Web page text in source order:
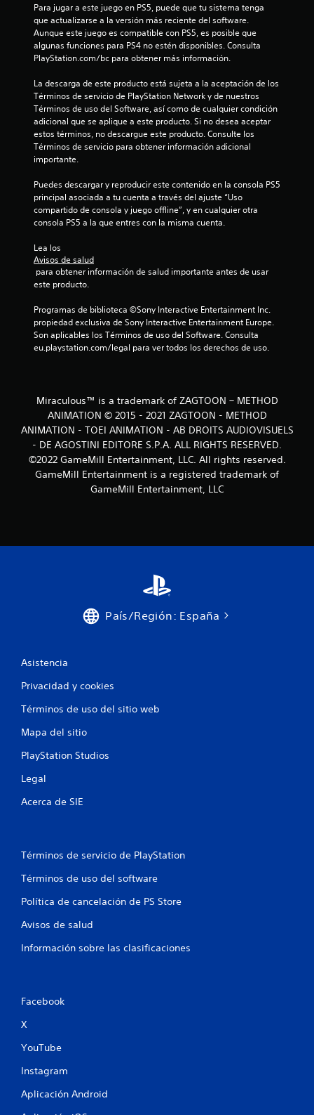
Para jugar a este juego en PS5, puede que tu sistema tenga
que actualizarse a la versión más reciente del software.
Aunque este juego es compatible con PS5, es posible que
algunas funciones para PS4 no estén disponibles. Consulta
PlayStation.com/bc para obtener más información.
La descarga de este producto está sujeta a la aceptación de los
Términos de servicio de PlayStation Network y de nuestros
Términos de uso del Software, así como de cualquier condición
adicional que se aplique a este producto. Si no desea aceptar
estos términos, no descargue este producto. Consulte los
Términos de servicio para obtener información adicional
importante.
Puedes descargar y reproducir este contenido en la consola PS5
principal asociada a tu cuenta a través del ajuste “Uso
compartido de consola y juego offline”, y en cualquier otra
consola PS5 a la que entres con la misma cuenta.
Lea los
Avisos de salud
este producto.
Programas de biblioteca ©Sony Interactive Entertainment Inc.
propiedad exclusiva de Sony Interactive Entertainment Europe.
Son aplicables los Términos de uso del Software. Consulta
eu.playstation.com/legal para ver todos los derechos de uso.
Miraculous™ is a trademark of ZAGTOON – METHOD
ANIMATION © 2015 - 2021 ZAGTOON - METHOD
ANIMATION - TOEI ANIMATION - AB DROITS AUDIOVISUELS
- DE AGOSTINI EDITORE S.P.A. ALL RIGHTS RESERVED.
©2022 GameMill Entertainment, LLC. All rights reserved.
GameMill Entertainment is a registered trademark of
GameMill Entertainment, LLC
País/Región: España
Asistencia
Privacidad y cookies
Términos de uso del sitio web
Mapa del sitio
PlayStation Studios
Legal
Acerca de SIE
Términos de servicio de PlayStation
Términos de uso del software
Política de cancelación de PS Store
Avisos de salud
Información sobre las clasificaciones
Facebook
X
YouTube
Instagram
Aplicación Android